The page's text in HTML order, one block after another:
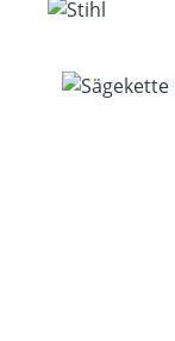
Bildergalerie